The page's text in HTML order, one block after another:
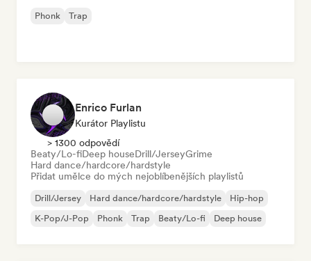
Phonk Trap
Enrico Furlan
Kurátor Playlistu
> 1300 odpovědí
Beaty/Lo-fiDeep houseDrill/JerseyGrime
Hard dance/hardcore/hardstyle
Přidat umělce do mých nejoblíbenějších playlistů
Drill/Jersey Hard dance/hardcore/hardstyle
Hip-hop
K-Pop/J-Pop
Phonk Trap Beaty/Lo-fi Deep house